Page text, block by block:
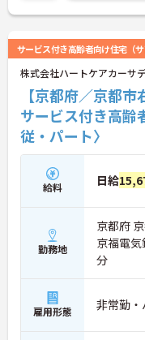
サービス付き高齢者向け住宅（サ
株式会社ハートケアカーサ
【京都府／京都
サービス付き高齢
従・パート〉
給料 日給
勤務地
京都府
京福電
分
雇用形態 非常勤・